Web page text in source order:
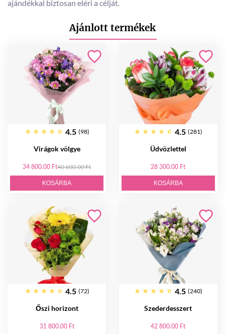
ajándékkal biztosan eléri a célját.
Ajánlott termékek
4.5 (98)
Virágok völgye
34 800.00 Ft40 600.00 Ft
KOSÁRBA
4.5 (281)
Üdvözlettel
28 300.00 Ft
KOSÁRBA
4.5 (72)
Őszi horizont
31 800.00 Ft
4.5 (240)
Szederdesszert
42 800.00 Ft